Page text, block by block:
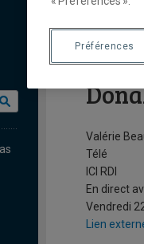
Valérie
Télé
ICI RDI
En direct
Vendredi
Lien
Préférences